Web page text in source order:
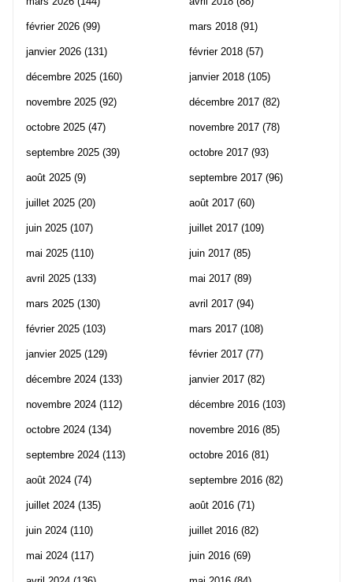
février 2026 (99)
janvier 2026 (131)
décembre 2025 (160)
novembre 2025 (92)
octobre 2025 (47)
septembre 2025 (39)
août 2025 (9)
juillet 2025 (20)
juin 2025 (107)
mai 2025 (110)
avril 2025 (133)
mars 2025 (130)
février 2025 (103)
janvier 2025 (129)
décembre 2024 (133)
novembre 2024 (112)
octobre 2024 (134)
septembre 2024 (113)
août 2024 (74)
juillet 2024 (135)
juin 2024 (110)
mai 2024 (117)
mars 2018 (91)
février 2018 (57)
janvier 2018 (105)
décembre 2017 (82)
novembre 2017 (78)
octobre 2017 (93)
septembre 2017 (96)
août 2017 (60)
juillet 2017 (109)
juin 2017 (85)
mai 2017 (89)
avril 2017 (94)
mars 2017 (108)
février 2017 (77)
janvier 2017 (82)
décembre 2016 (103)
novembre 2016 (85)
octobre 2016 (81)
septembre 2016 (82)
août 2016 (71)
juillet 2016 (82)
juin 2016 (69)